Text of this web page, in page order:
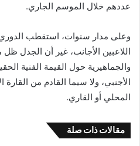
عددهم خلال الموسم الجاري.
وعلى مدار سنوات، استقطب الدوري
اللاعبين الأجانب، غير أن الجدل
والجماهيرية حول القيمة الفنية
الأجنبي، ولا سيما القادم من القارة
المحلي أو القاري.
مقالات ذات صلة